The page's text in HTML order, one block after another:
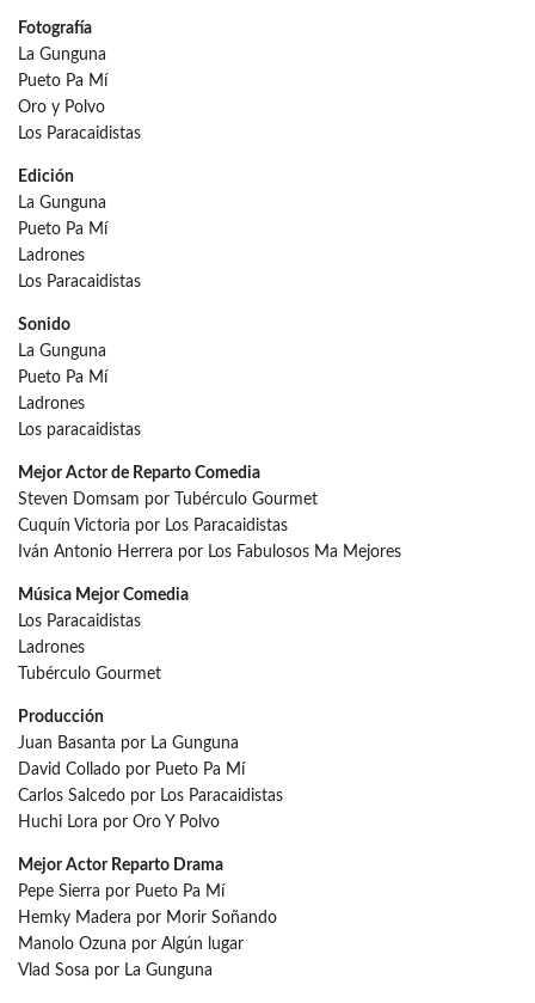
Fotografía
La Gunguna
Pueto Pa Mí
Oro y Polvo
Los Paracaidistas
Edición
La Gunguna
Pueto Pa Mí
Ladrones
Los Paracaidistas
Sonido
La Gunguna
Pueto Pa Mí
Ladrones
Los paracaidistas
Mejor Actor de Reparto Comedia
Steven Domsam por Tubérculo Gourmet
Cuquín Victoria por Los Paracaidistas
Iván Antonio Herrera por Los Fabulosos Ma Mejores
Música Mejor Comedia
Los Paracaidistas
Ladrones
Tubérculo Gourmet
Producción
Juan Basanta por La Gunguna
David Collado por Pueto Pa Mí
Carlos Salcedo por Los Paracaidistas
Huchi Lora por Oro Y Polvo
Mejor Actor Reparto Drama
Pepe Sierra por Pueto Pa Mí
Hemky Madera por Morir Soñando
Manolo Ozuna por Algún lugar
Vlad Sosa por La Gunguna